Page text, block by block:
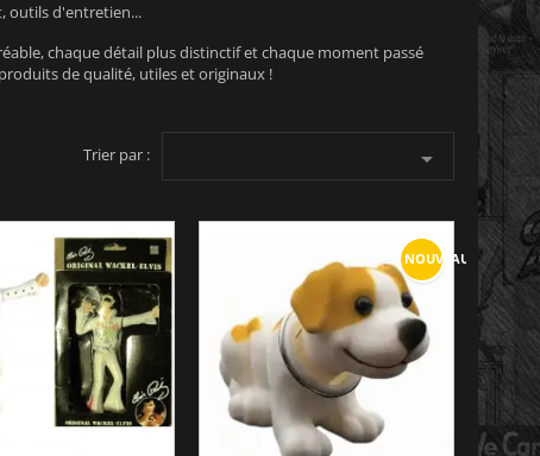
outils d'entretien...
chaque détail plus distinctif et chaque moment passé
de qualité, utiles et originaux !
Trier par : 
NOUVEAU